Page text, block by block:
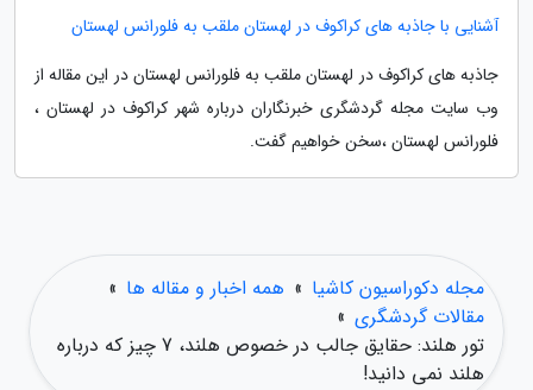
آشنایی با جاذبه های کراکوف در لهستان ملقب به فلورانس لهستان
جاذبه های کراکوف در لهستان ملقب به فلورانس لهستان در این مقاله از
وب سایت مجله گردشگری خبرنگاران درباره شهر کراکوف در لهستان ،
فلورانس لهستان ،سخن خواهیم گفت.
مجله دکوراسیون کاشیا » همه اخبار و مقاله ها »
مقالات گردشگری »
تور هلند: حقایق جالب در خصوص هلند، 7 چیز که درباره
هلند نمی دانید!